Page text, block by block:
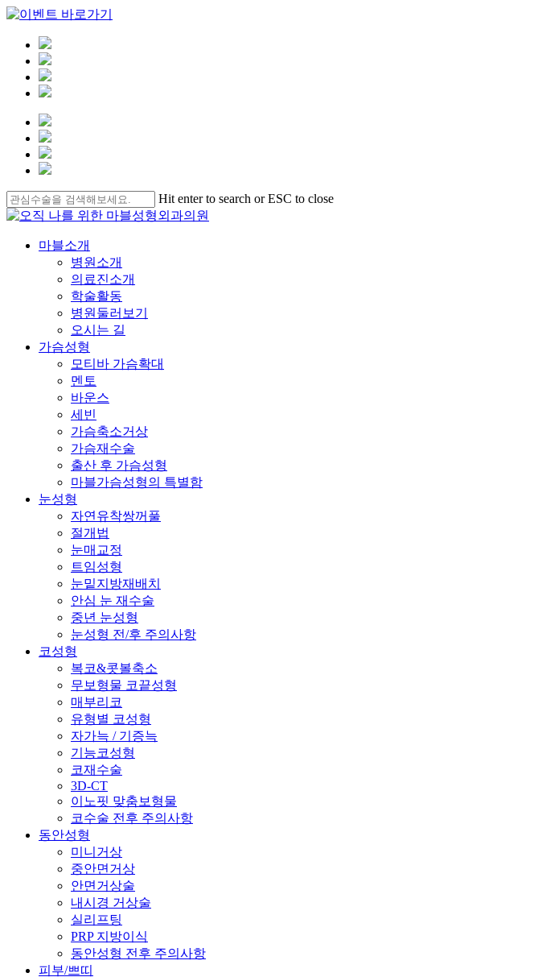
Skip
to
main
content
Hit enter to search or ESC to close
Close
Menu
마블소개
병원소개
의료진소개
학술활동
병원둘러보기
오시는 길
가슴성형
모티바 가슴확대
멘토
바운스
세빈
가슴축소거상
가슴재수술
출산 후 가슴성형
마블가슴성형의 특별함
눈성형
자연유착쌍꺼풀
절개법
눈매교정
트임성형
눈밑지방재배치
안심 눈 재수술
중년 눈성형
눈성형 전/후 주의사항
코성형
복코&콧볼축소
무보형물 코끝성형
매부리코
유형별 코성형
자가늑 / 기증늑
기능코성형
코재수술
3D-CT
이노핏 맞춤보형물
코수술 전후 주의사항
동안성형
미니거상
중안면거상
안면거상술
내시경 거상술
실리프팅
PRP 지방이식
동안성형 전후 주의사항
피부/쁘띠